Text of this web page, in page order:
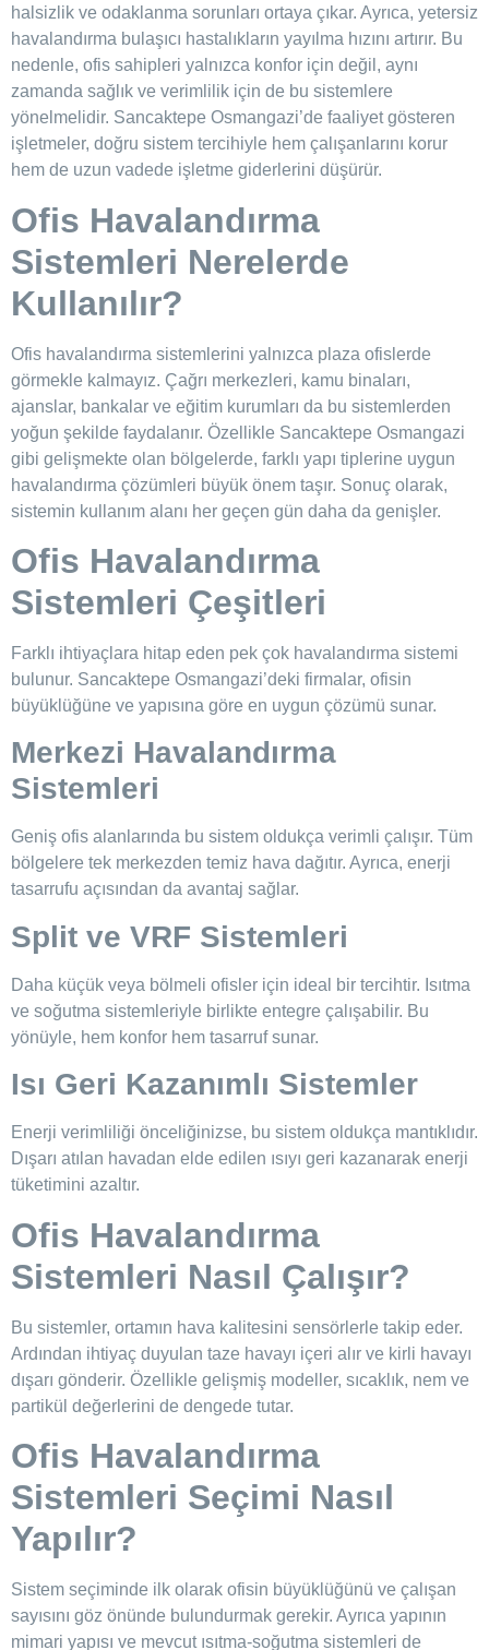
halsizlik ve odaklanma sorunları ortaya çıkar. Ayrıca, yetersiz
havalandırma bulaşıcı hastalıkların yayılma hızını artırır. Bu
nedenle, ofis sahipleri yalnızca konfor için değil, aynı
zamanda sağlık ve verimlilik için de bu sistemlere
yönelmelidir. Sancaktepe Osmangazi’de faaliyet gösteren
işletmeler, doğru sistem tercihiyle hem çalışanlarını korur
hem de uzun vadede işletme giderlerini düşürür.
Ofis Havalandırma
Sistemleri Nerelerde
Kullanılır?
Ofis havalandırma sistemlerini yalnızca plaza ofislerde
görmekle kalmayız. Çağrı merkezleri, kamu binaları,
ajanslar, bankalar ve eğitim kurumları da bu sistemlerden
yoğun şekilde faydalanır. Özellikle Sancaktepe Osmangazi
gibi gelişmekte olan bölgelerde, farklı yapı tiplerine uygun
havalandırma çözümleri büyük önem taşır. Sonuç olarak,
sistemin kullanım alanı her geçen gün daha da genişler.
Ofis Havalandırma
Sistemleri Çeşitleri
Farklı ihtiyaçlara hitap eden pek çok havalandırma sistemi
bulunur. Sancaktepe Osmangazi’deki firmalar, ofisin
büyüklüğüne ve yapısına göre en uygun çözümü sunar.
Merkezi Havalandırma
Sistemleri
Geniş ofis alanlarında bu sistem oldukça verimli çalışır. Tüm
bölgelere tek merkezden temiz hava dağıtır. Ayrıca, enerji
tasarrufu açısından da avantaj sağlar.
Split ve VRF Sistemleri
Daha küçük veya bölmeli ofisler için ideal bir tercihtir. Isıtma
ve soğutma sistemleriyle birlikte entegre çalışabilir. Bu
yönüyle, hem konfor hem tasarruf sunar.
Isı Geri Kazanımlı Sistemler
Enerji verimliliği önceliğinizse, bu sistem oldukça mantıklıdır.
Dışarı atılan havadan elde edilen ısıyı geri kazanarak enerji
tüketimini azaltır.
Ofis Havalandırma
Sistemleri Nasıl Çalışır?
Bu sistemler, ortamın hava kalitesini sensörlerle takip eder.
Ardından ihtiyaç duyulan taze havayı içeri alır ve kirli havayı
dışarı gönderir. Özellikle gelişmiş modeller, sıcaklık, nem ve
partikül değerlerini de dengede tutar.
Ofis Havalandırma
Sistemleri Seçimi Nasıl
Yapılır?
Sistem seçiminde ilk olarak ofisin büyüklüğünü ve çalışan
sayısını göz önünde bulundurmak gerekir. Ayrıca yapının
mimari yapısı ve mevcut ısıtma-soğutma sistemleri de